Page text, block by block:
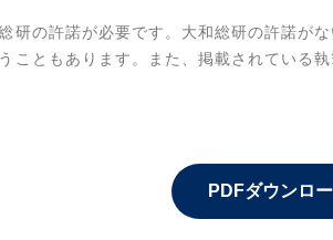
の許諾が必要です。大和総研の許諾がな
こともあります。また、掲載されている
PDFダウンロ